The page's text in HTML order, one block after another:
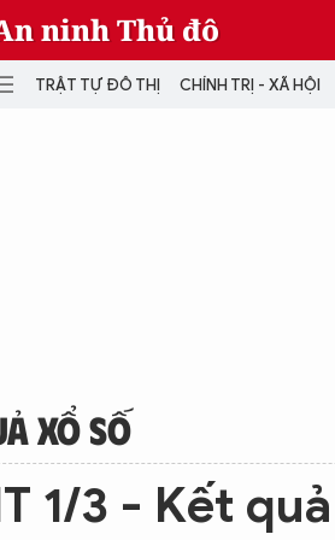
ninh Thủ đô
TRẬT TỰ ĐÔ THỊ CHÍNH TRỊ - XÃ HỘI
XỔ SỐ
1/3 - Kết